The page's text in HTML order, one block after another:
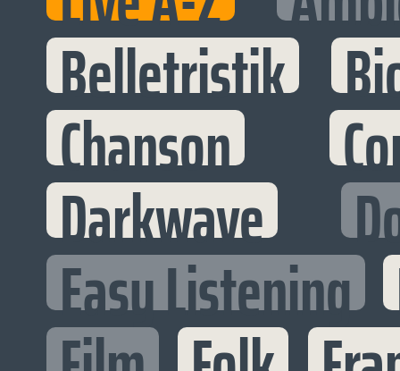
Belletristik
Chanson
Darkwave
Easy Listening